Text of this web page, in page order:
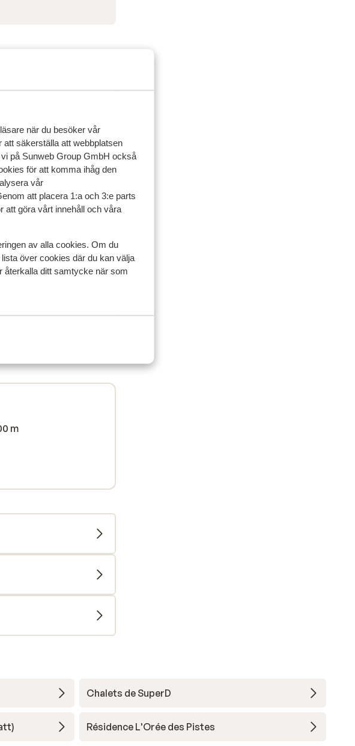
när du besöker vår
säkerställa att webbplatsen
på Sunweb Group GmbH också
för att komma ihåg den
vår
att placera 1:a och 3:e parts
att göra vårt innehåll och våra
av alla cookies. Om du
över cookies där du kan välja
återkalla ditt samtycke när som
Mer om recensioner
28 mars 2026
m
Chalets de SuperD
Résidence L'Orée des Pistes